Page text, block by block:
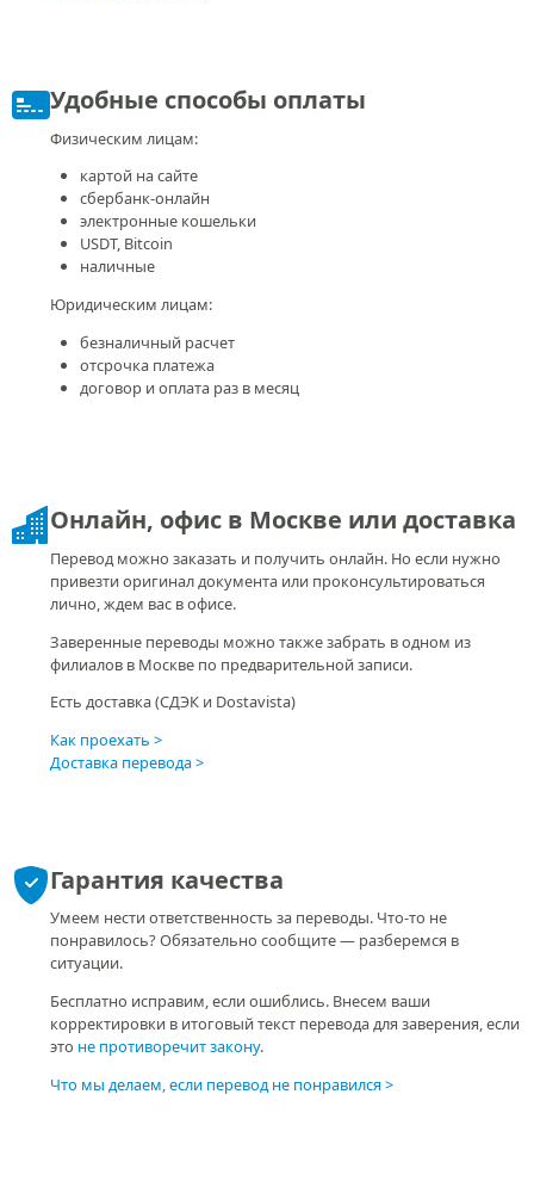
Удобные способы оплаты
Физическим лицам:
картой на сайте
сбербанк-онлайн
электронные кошельки
USDT, Bitcoin
наличные
Юридическим лицам:
безналичный расчет
отсрочка платежа
договор и оплата раз в месяц
Онлайн, офис в Москве или доставка
Перевод можно заказать и получить онлайн. Но если нужно
привезти оригинал документа или проконсультироваться
лично, ждем вас в офисе.
Заверенные переводы можно также забрать в одном из
филиалов в Москве по предварительной записи.
Есть доставка (СДЭК и Dostavista)
Как проехать
Доставка перевода
Гарантия качества
Умеем нести ответственность за переводы. Что-то не
понравилось? Обязательно сообщите — разберемся в
ситуации.
Бесплатно исправим, если ошиблись. Внесем ваши
корректировки в итоговый текст перевода для заверения, если
это не противоречит закону.
Что мы делаем, если перевод не понравился